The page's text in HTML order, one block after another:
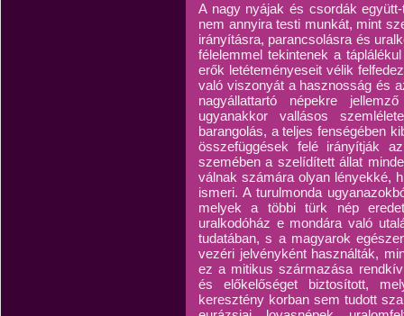
A nagy nyájak és csordák
nem annyira testi munkát, mint
irányításra, parancsolásra és
félelemmel tekintenek a
erők letéteményeseit vélik
való viszonyát a hasznosság és
nagyállattartó népekre
ugyanakkor vallásos
barangolás, a teljes fenségében
összefüggések felé irányítják
szemében a szelídített állat
válnak számára olyan lényekké,
ismeri. A turulmonda
melyek a többi türk nép
uralkodóház e mondára való
tudatában, s a magyarok
vezéri jelvényként használták,
ez a mitikus származása
és előkelőséget biztosított,
keresztény korban sem tudott